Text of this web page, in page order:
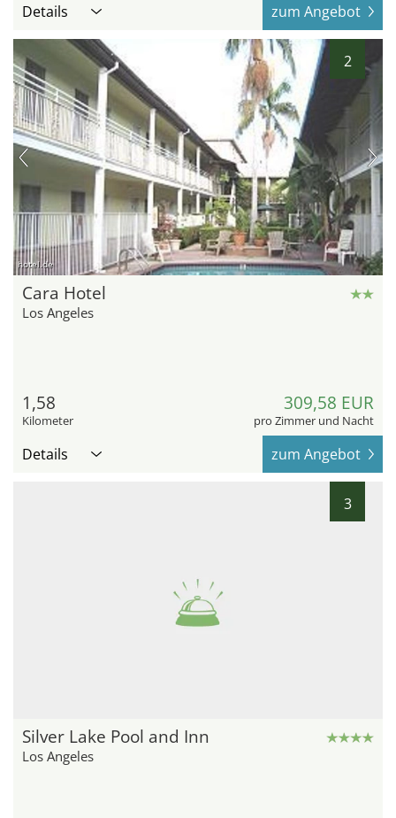
Details zum Angebot
2
hotel.de
Cara Hotel
Los Angeles
1,58
Kilometer
309,58 EUR
pro Zimmer und Nacht
Details zum Angebot
3
Silver Lake Pool and Inn
Los Angeles